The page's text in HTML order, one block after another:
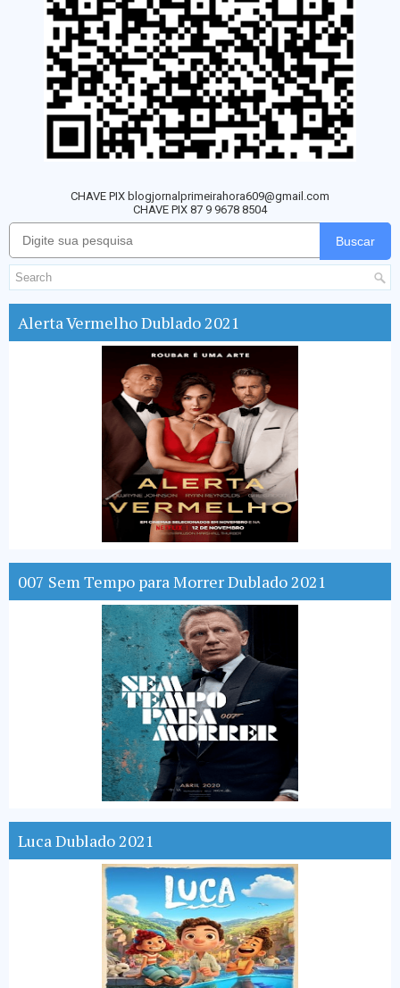
CHAVE PIX blogjornalprimeirahora609@gmail.com
CHAVE PIX 87 9 9678 8504
Buscar
Alerta Vermelho Dublado 2021
007 Sem Tempo para Morrer Dublado 2021
Luca Dublado 2021